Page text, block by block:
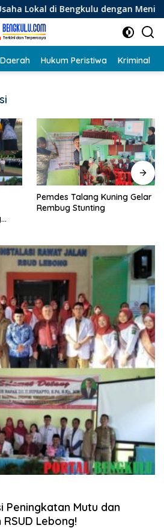
dengan Meningkatkan
Daerah Hukum Peristiwa Kriminal
Pemdes Talang Kuning Gelar
Rembug Stunting
Peningkatan Mutu dan
Lebong!